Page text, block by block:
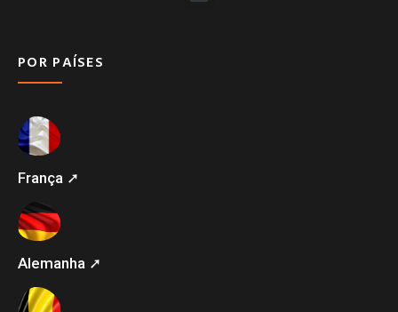
POR PAÍSES
França ➚
Alemanha ➚